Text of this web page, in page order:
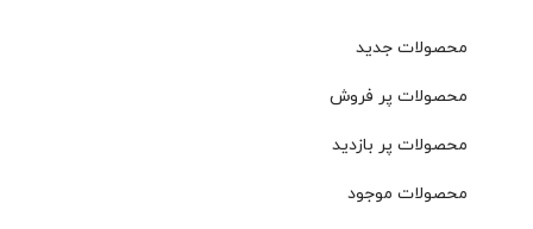
محصولات جدید
محصولات پر فروش
محصولات پر بازدید
محصولات موجود